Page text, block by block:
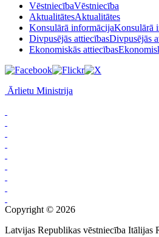
VēstniecībaVēstniecība
AktualitātesAktualitātes
Konsulārā informācijaKonsulārā
Divpusējās attiecībasDivpusējās
Ekonomiskās attiecības
Ārlietu Ministrija
Copyright © 2026
Latvijas Republikas vēstniecība Itālijas